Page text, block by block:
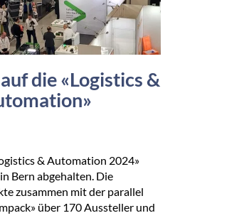
die «Logistics &
& Automation 2024»
Bern abgehalten. Die
zusammen mit der parallel
über 170 Aussteller und